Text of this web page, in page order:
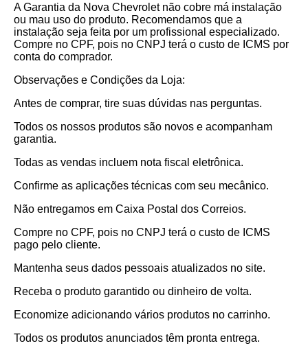
A Garantia da Nova Chevrolet não cobre má instalação
ou mau uso do produto. Recomendamos que a
instalação seja feita por um profissional especializado.
Compre no CPF, pois no CNPJ terá o custo de ICMS por
conta do comprador.
Observações e Condições da Loja:
Antes de comprar, tire suas dúvidas nas perguntas.
Todos os nossos produtos são novos e acompanham
garantia.
Todas as vendas incluem nota fiscal eletrônica.
Confirme as aplicações técnicas com seu mecânico.
Não entregamos em Caixa Postal dos Correios.
Compre no CPF, pois no CNPJ terá o custo de ICMS
pago pelo cliente.
Mantenha seus dados pessoais atualizados no site.
Receba o produto garantido ou dinheiro de volta.
Economize adicionando vários produtos no carrinho.
Todos os produtos anunciados têm pronta entrega.